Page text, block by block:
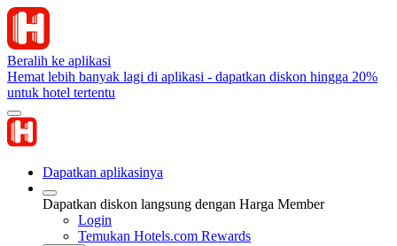
Beralih ke aplikasi
Hemat lebih banyak lagi di aplikasi - dapatkan diskon hingga 20%
untuk hotel tertentu
Dapatkan aplikasinya
Dapatkan diskon langsung dengan Harga Member
Login
Temukan Hotels.com Rewards